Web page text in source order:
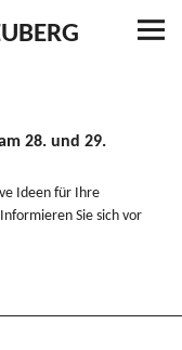
28. und 29.
Ideen für Ihre
Sie sich vor